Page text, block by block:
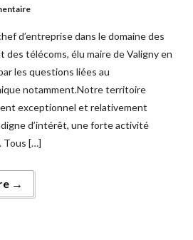
d’entreprise dans le domaine des
télécoms, élu maire de Valigny en
les questions liées au
notamment.Notre territoire
exceptionnel et relativement
d’intérêt, une forte activité
Tous […]
→